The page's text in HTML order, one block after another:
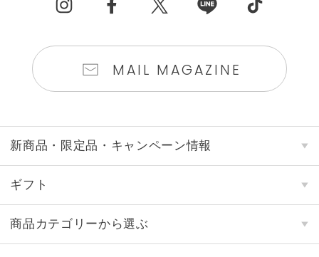
MAIL MAGAZINE
新商品・限定品・キャンペーン情報
ギフト
商品カテゴリーから選ぶ